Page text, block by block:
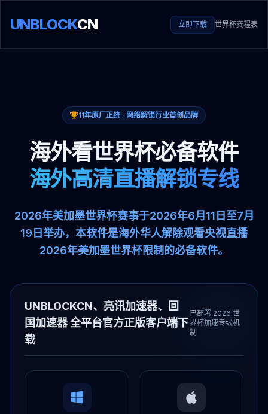
UNBLOCKCN 立即下载 世界杯赛程表
11年原厂正统 · 网络解锁行业首创品牌
海外看世界杯必备软件
海外高清直播解锁专线
2026年美加墨世界杯赛事于2026年6月11日至7月
19日举办，本软件是海外华人解除观看央视直播
2026年美加墨世界杯限制的必备软件。
UNBLOCKCN、亮讯加速器、回
国加速器 全平台官方正版客户端下
载
已部署 2026 世
界杯加速专线机
制